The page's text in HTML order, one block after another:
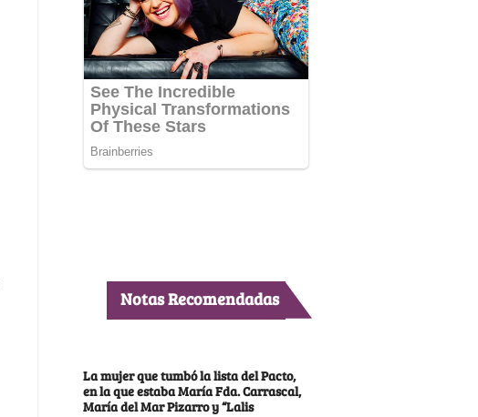
Notas Recomendadas
La mujer que tumbó la lista del Pacto,
en la que estaba María Fda. Carrascal,
María del Mar Pizarro y “Lalis